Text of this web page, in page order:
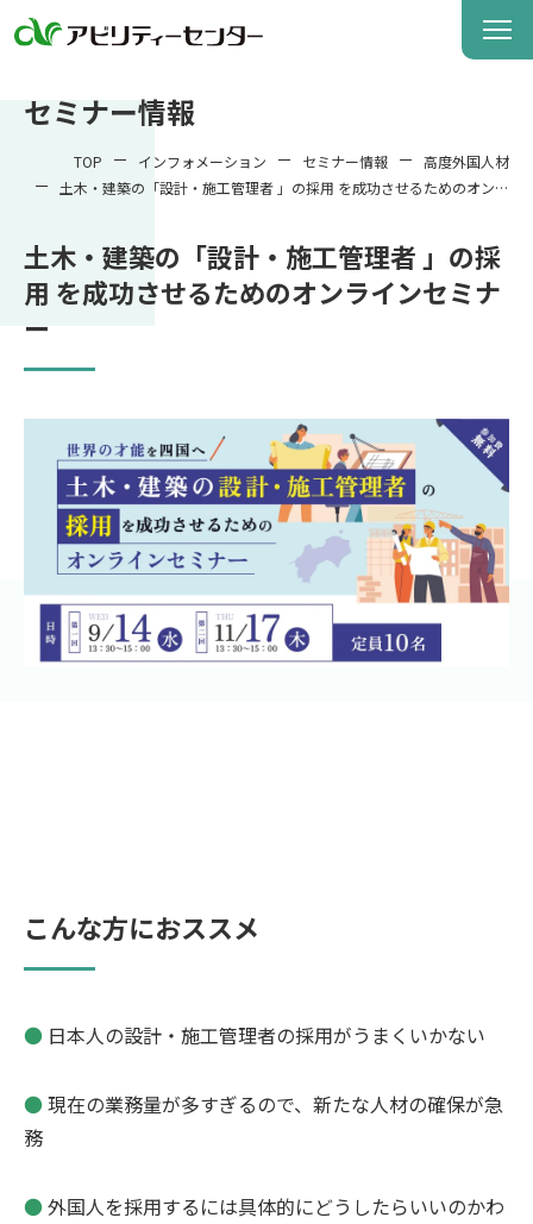
セミナー情報
TOP インフォメーション セミナー情報
高度外国人材
土木・建築の「設計・施工管理者 」の採用 を成功させるためのオンラ
土木・建築の「設計・施工管理者 」の採
用 を成功させるためのオンラインセミナ
ー
こんな方におススメ
● 日本人の設計・施工管理者の採用がうまくいかない
●現在の業務量が多すぎるので、新たな人材の確保が急
務
●外国人を採用するには具体的にどうしたらいいのかわ